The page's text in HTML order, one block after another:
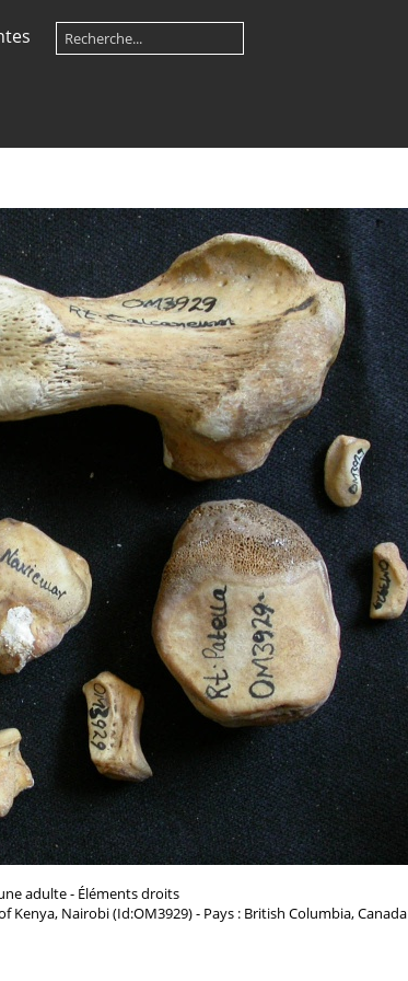
adulte - Éléments droits
Nairobi (Id:OM3929) - Pays : British Columbia, Canada